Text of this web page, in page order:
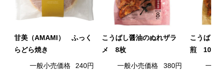
甘美（AMAMI） ふっく
らどら焼き
一般小売価格 240円
こうばし醤油のぬれザラ
メ 8枚
一般小売価格 380円
こうば
煎 10枚
一